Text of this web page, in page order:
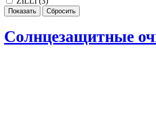
Солнцезащитные